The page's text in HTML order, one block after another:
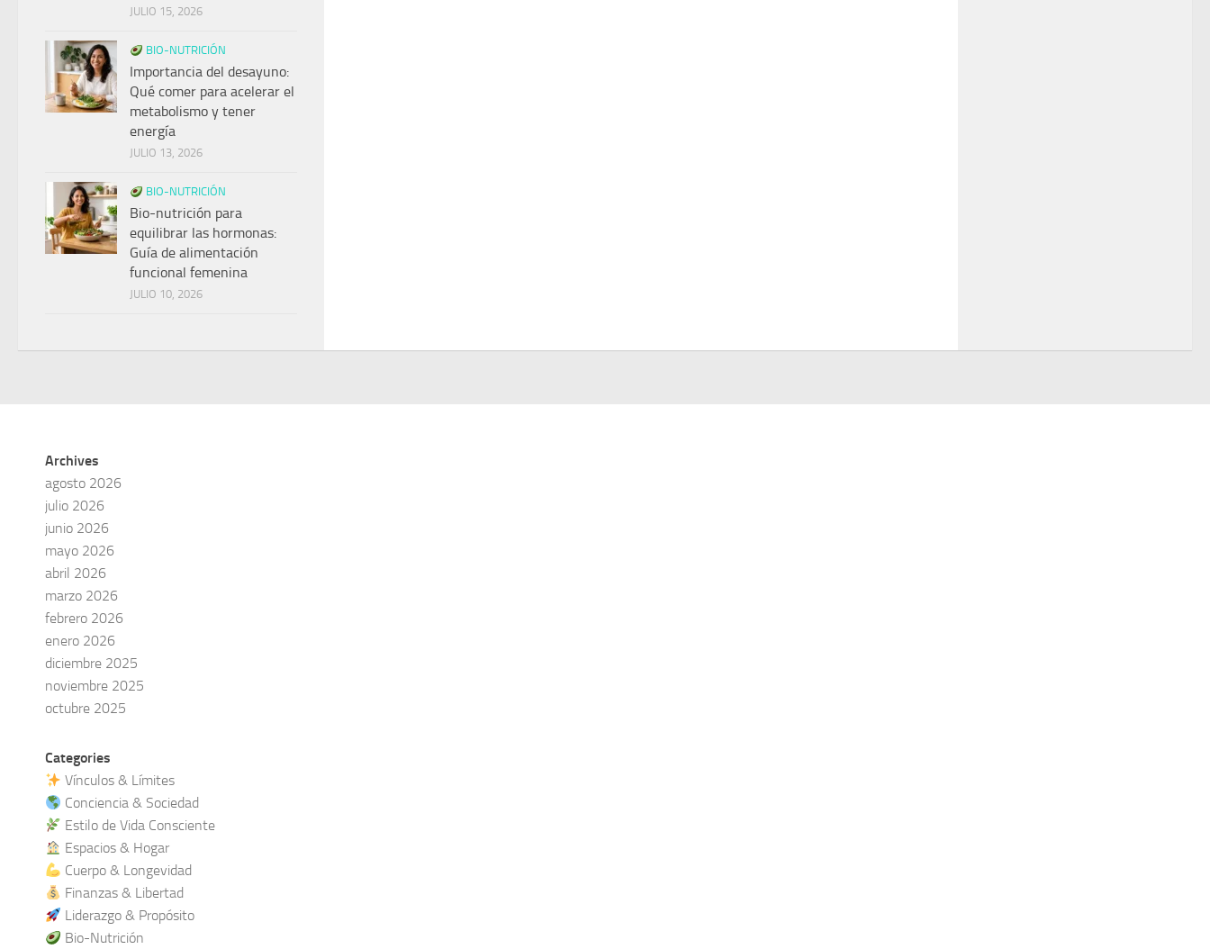
JULIO 15, 2026
BIO-NUTRICIÓN
Importancia del desayuno:
Qué comer para acelerar el
metabolismo y tener
energía
JULIO 13, 2026
BIO-NUTRICIÓN
Bio-nutrición para
equilibrar las hormonas:
Guía de alimentación
funcional femenina
JULIO 10, 2026
Archives
agosto 2026
julio 2026
junio 2026
mayo 2026
abril 2026
marzo 2026
febrero 2026
enero 2026
diciembre 2025
noviembre 2025
octubre 2025
Categories
Vínculos & Límites
Conciencia & Sociedad
Estilo de Vida Consciente
Espacios & Hogar
Cuerpo & Longevidad
Finanzas & Libertad
Liderazgo & Propósito
Bio-Nutrición